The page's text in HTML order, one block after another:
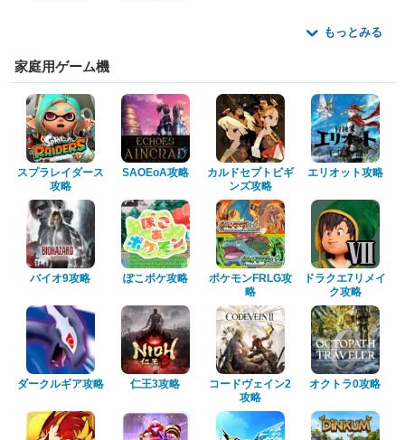
もっとみる
家庭用ゲーム機
スプラレイダース
攻略
SAOEoA攻略
カルドセプトビギ
ンズ攻略
エリオット攻略
バイオ9攻略 ぽこポケ攻略
ポケモンFRLG攻
略
ドラクエ7リメイ
ク攻略
ダークルギア攻略 仁王3攻略
コードヴェイン2
攻略
オクトラ0攻略